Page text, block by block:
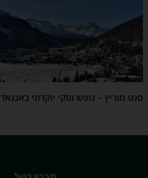
סנט מוריץ – נופש וסקי יוקרתי באנגאדין